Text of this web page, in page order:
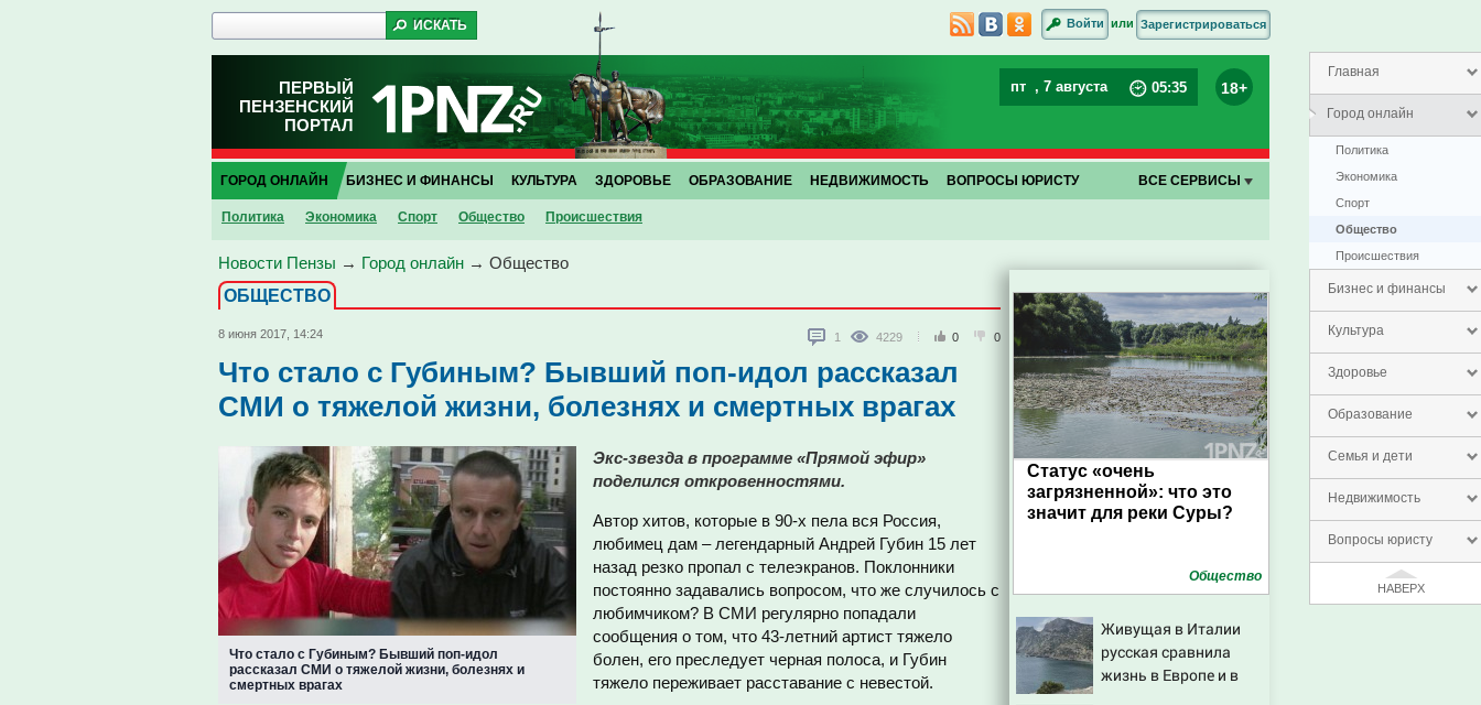
Главная
Город онлайн
Политика
Экономика
Спорт
Общество
Проиcшествия
Бизнес и финансы
Культура
Здоровье
Образование
Семья и дети
Недвижимость
Вопросы юристу
НАВЕРХ
Войти или Зарегистрироваться
ПЕРВЫЙ
ПЕНЗЕНСКИЙ
ПОРТАЛ
пт , 7 августа 05:35 18+
ГОРОД ОНЛАЙН
Политика Экономика Спорт Общество Проиcшествия
БИЗНЕС И ФИНАНСЫ КУЛЬТУРА ЗДОРОВЬЕ ОБРАЗОВАНИЕ НЕДВИЖИМОСТЬ ВОПРОСЫ ЮРИСТУ ВСЕ СЕРВИСЫ
Новости Пензы → Город онлайн → Общество
ОБЩЕСТВО
8 июня 2017, 14:24 1 4229 0 0
Что стало с Губиным? Бывший поп-идол рассказал
СМИ о тяжелой жизни, болезнях и смертных врагах
Что стало с Губиным? Бывший поп-идол
рассказал СМИ о тяжелой жизни, болезнях и
смертных врагах
Экс-звезда в программе «Прямой эфир»
поделился откровенностями.
Автор хитов, которые в 90-х пела вся Россия,
любимец дам – легендарный Андрей Губин 15 лет
назад резко пропал с телеэкранов. Поклонники
постоянно задавались вопросом, что же случилось с
любимчиком? В СМИ регулярно попадали
сообщения о том, что 43-летний артист тяжело
болен, его преследует черная полоса, и Губин
тяжело переживает расставание с невестой.
Статус «очень
загрязненной»: что это
значит для реки Суры?
Общество
Живущая в Италии
русская сравнила
жизнь в Европе и в